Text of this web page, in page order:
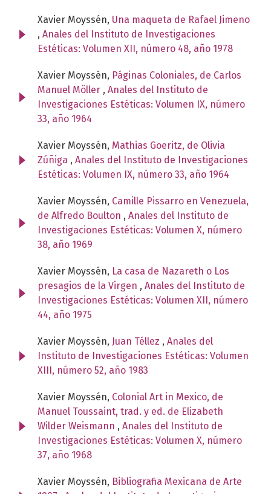
Xavier Moyssén, Una maqueta de Rafael Jimeno
, Anales del Instituto de Investigaciones
Estéticas: Volumen XII, número 48, año 1978
Xavier Moyssén, Páginas Coloniales, de Carlos
Manuel Möller , Anales del Instituto de
Investigaciones Estéticas: Volumen IX, número
33, año 1964
Xavier Moyssén, Mathias Goeritz, de Olivia
Zúñiga , Anales del Instituto de Investigaciones
Estéticas: Volumen IX, número 33, año 1964
Xavier Moyssén, Camille Pissarro en Venezuela,
de Alfredo Boulton , Anales del Instituto de
Investigaciones Estéticas: Volumen X, número
38, año 1969
Xavier Moyssén, La casa de Nazareth o Los
presagios de la Virgen , Anales del Instituto de
Investigaciones Estéticas: Volumen XII, número
44, año 1975
Xavier Moyssén, Juan Téllez , Anales del
Instituto de Investigaciones Estéticas: Volumen
XIII, número 52, año 1983
Xavier Moyssén, Colonial Art in Mexico, de
Manuel Toussaint, trad. y ed. de Elizabeth
Wilder Weismann , Anales del Instituto de
Investigaciones Estéticas: Volumen X, número
37, año 1968
Xavier Moyssén, Bibliografia Mexicana de Arte